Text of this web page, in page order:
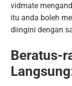
vidmate
itu anda boleh
diingini dengan
Beratus-